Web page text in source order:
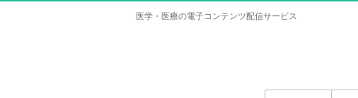
医学・医療の電子コンテンツ配信サービス